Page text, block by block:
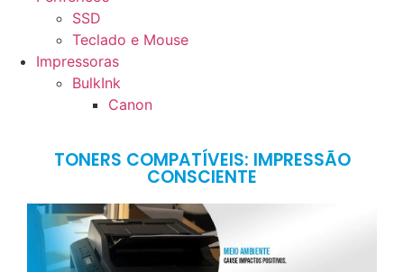
SSD
Teclado e Mouse
Impressoras
BulkInk
Canon
TONERS COMPATÍVEIS: IMPRESSÃO
CONSCIENTE